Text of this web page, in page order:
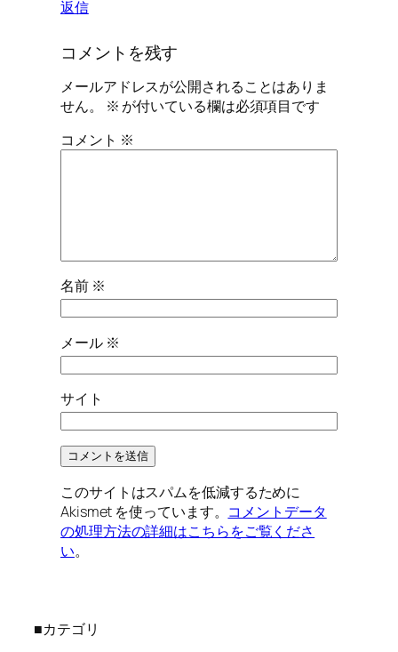
返信
コメントを残す
メールアドレスが公開されることはありま
せん。
※ が付いている欄は必須項目です
コメント ※
名前 ※
メール ※
サイト
このサイトはスパムを低減するために
Akismet を使っています。 コメントデータ
の処理方法の詳細はこちらをご覧くださ
い。
■カテゴリ